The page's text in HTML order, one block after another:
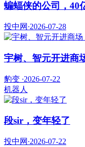
蝙蝠侠的公司，40
投中网 ·2026-07-28
宇树、智元开进商
豹变 ·2026-07-22
机器人
段sir，变年轻了
投中网 ·2026-07-22